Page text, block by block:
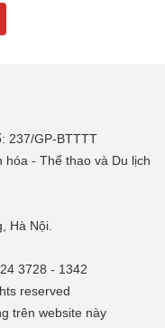
237/GP-BTTTT
hóa - Thể thao và Du lịch
Hà Nội.
3728 - 1342
reserved
trên website này